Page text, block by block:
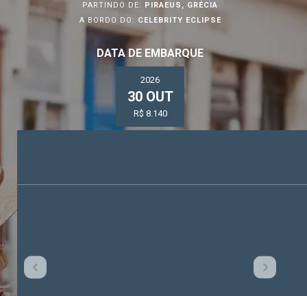
PARTINDO DE:
PIRAEUS, GRÉCIA
A BORDO DO: CELEBRITY ECLIPSE
DATA DE EMBARQUE
2026
30 OUT
R$ 8.140